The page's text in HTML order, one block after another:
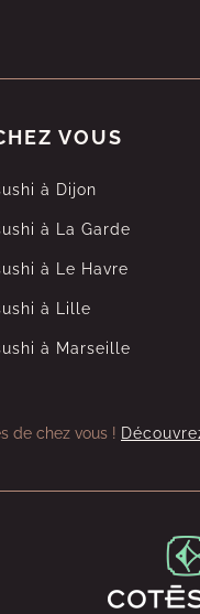
VOUS
à Dijon
à La Garde
à Le Havre
à Lille
à Marseille
de chez vous !